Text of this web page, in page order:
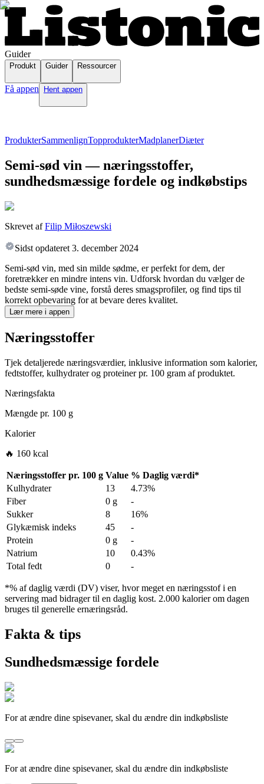
Guider
Produkt Guider Ressourcer
Få appen Hent appen
ProdukterSammenlignTopprodukterMadplanerDiæter
Semi-sød vin — næringsstoffer,
sundhedsmæssige fordele og indkøbstips
Skrevet af Filip Miłoszewski
Sidst opdateret 3. december 2024
Semi-sød vin, med sin milde sødme, er perfekt for dem, der
foretrækker en mindre intens vin. Udforsk hvordan du vælger de
bedste semi-søde vine, forstå deres smagsprofiler, og find tips til
korrekt opbevaring for at bevare deres kvalitet.
Lær mere i appen
Næringsstoffer
Tjek detaljerede næringsværdier, inklusive information som kalorier,
fedtstoffer, kulhydrater og proteiner pr. 100 gram af produktet.
Næringsfakta
Mængde pr. 100 g
Kalorier
🔥 160 kcal
Næringsstoffer pr. 100 g Value % Daglig værdi*
Kulhydrater
13
4.73%
Fiber
0 g
-
Sukker
8
16%
Glykæmisk indeks
45
-
Protein
0 g
-
Natrium
10
0.43%
Total fedt
0 -
*% af daglig værdi (DV) viser, hvor meget en næringsstof i en
servering mad bidrager til en daglig kost. 2.000 kalorier om dagen
bruges til generelle ernæringsråd.
Fakta & tips
Sundhedsmæssige fordele
For at ændre dine spisevaner, skal du ændre din indkøbsliste
For at ændre dine spisevaner, skal du ændre din indkøbsliste